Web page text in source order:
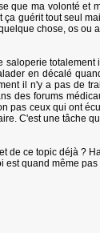
que ma volonté
guérit tout seul
chose, os ou
en décalé
il n'y a pas de
des forums
ceux qui ont
C'est une tâche
ce topic déjà ?
est quand même pas